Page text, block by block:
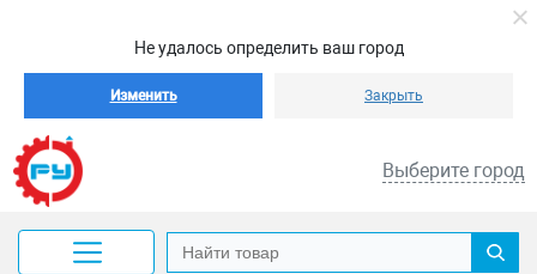
Не удалось определить ваш город
Изменить Закрыть
Выберите город